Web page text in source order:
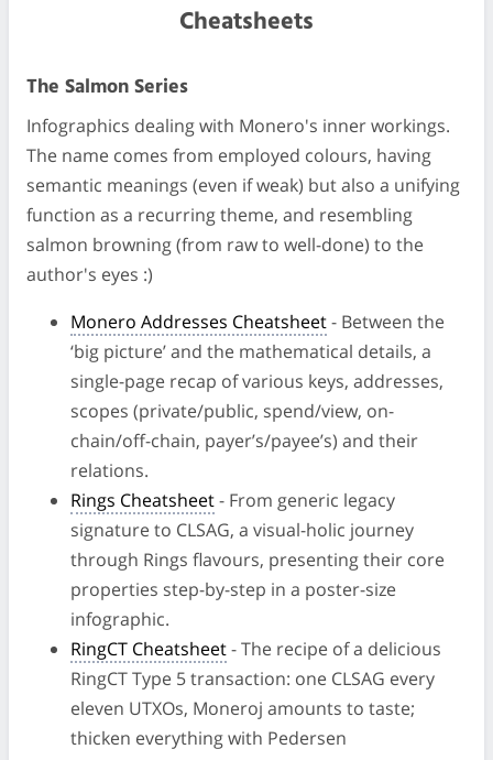
Cheatsheets
The Salmon Series
Infographics dealing with Monero's inner workings.
The name comes from employed colours, having
semantic meanings (even if weak) but also a unifying
function as a recurring theme, and resembling
salmon browning (from raw to well-done) to the
author's eyes :)
Monero Addresses Cheatsheet- Between the
‘big picture’ and the mathematical details, a
single-page recap of various keys, addresses,
scopes (private/public, spend/view, on-
chain/off-chain, payer’s/payee’s) and their
relations.
Rings Cheatsheet- From generic legacy
signature to CLSAG, a visual-holic journey
through Rings flavours, presenting their core
properties step-by-step in a poster-size
infographic.
RingCT Cheatsheet- The recipe of a delicious
RingCT Type 5 transaction: one CLSAG every
eleven UTXOs, Moneroj amounts to taste;
thicken everything with Pedersen